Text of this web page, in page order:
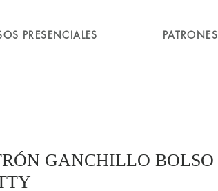
PRESENCIALES PATRONES
GANCHILLO BOLSO